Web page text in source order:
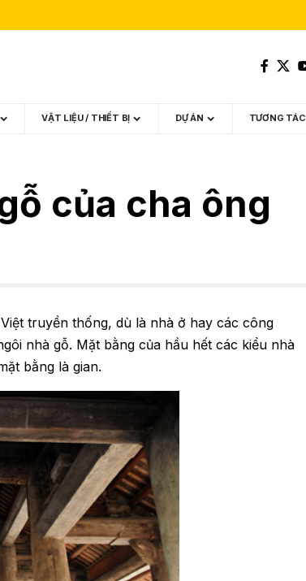
VẬT LIỆU / THIẾT BỊ DỰ ÁN TƯƠNG TÁC
của cha ông
truyền thống, dù là nhà ở hay các công
nhà gỗ. Mặt bằng của hầu hết các kiểu nhà
bằng là gian.